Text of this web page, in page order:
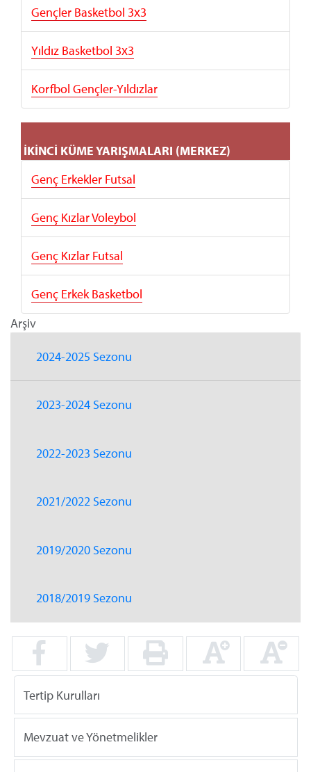
Gençler Basketbol 3x3
Yıldız Basketbol 3x3
Korfbol Gençler-Yıldızlar
İKİNCİ KÜME YARIŞMALARI (MERKEZ)
Genç Erkekler Futsal
Genç Kızlar Voleybol
Genç Kızlar Futsal
Genç Erkek Basketbol
Arşiv
2024-2025 Sezonu
2023-2024 Sezonu
2022-2023 Sezonu
2021/2022 Sezonu
2019/2020 Sezonu
2018/2019 Sezonu
Tertip Kurulları
Mevzuat ve Yönetmelikler